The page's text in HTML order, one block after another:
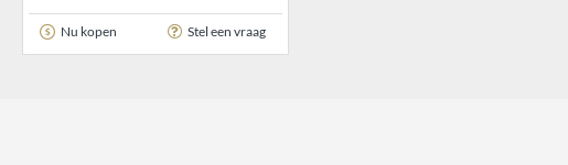
Nu kopen Stel een vraag